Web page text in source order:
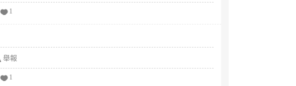
1
舉報
1